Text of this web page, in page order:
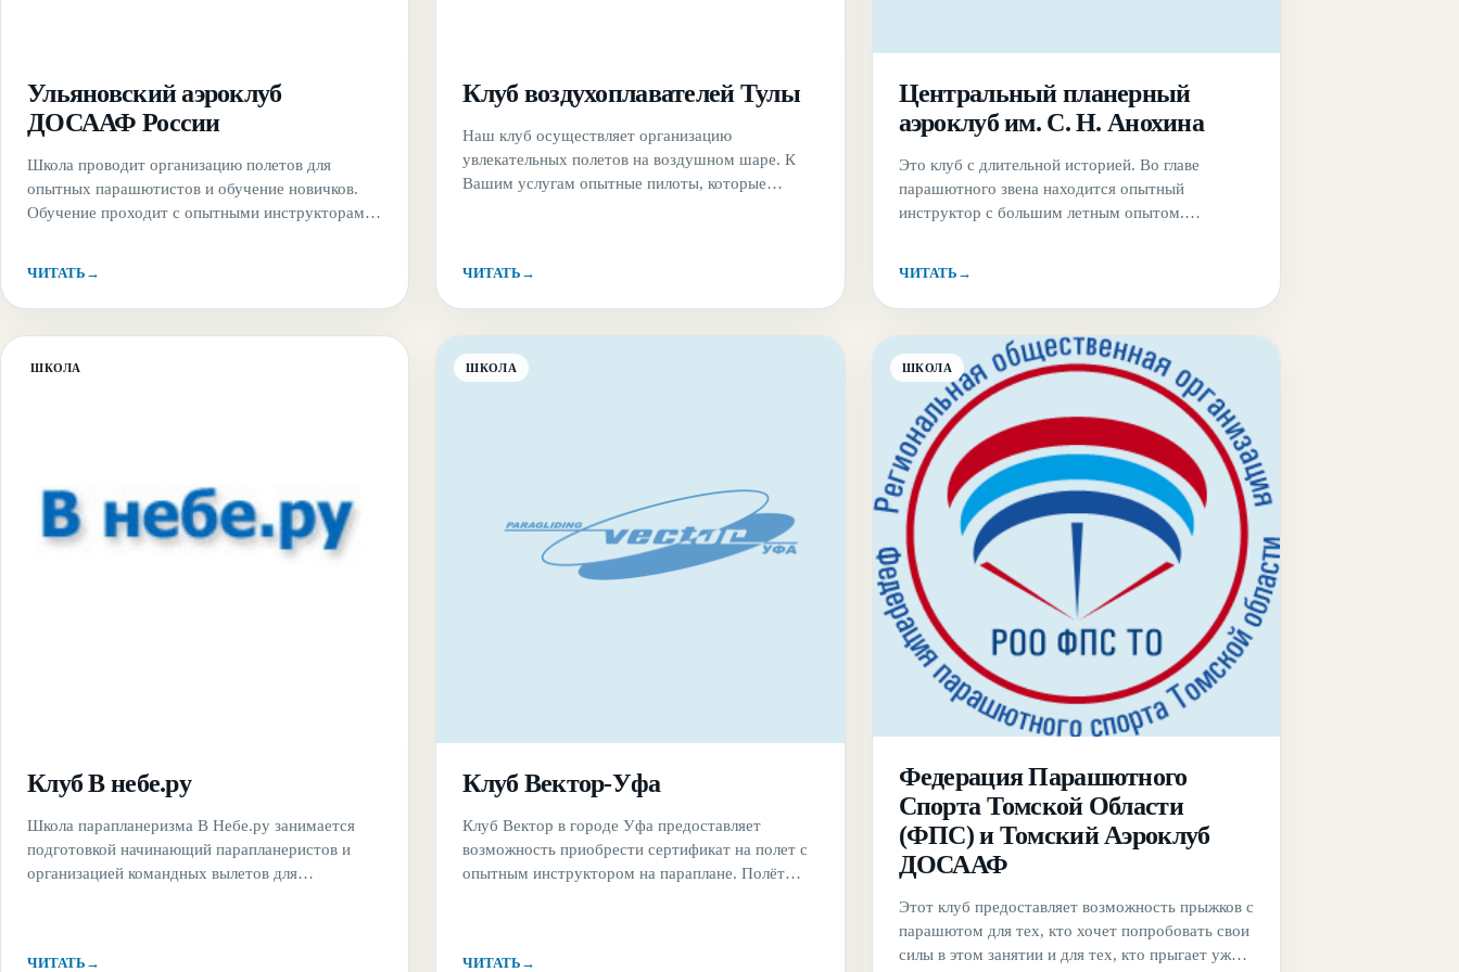
Ульяновский аэроклуб
ДОСААФ России
Школа проводит организацию полетов для
опытных парашютистов и обучение новичков.
Обучение проходит с опытными инструкторами
&#8220;Белый ключ&#8221; расположена
недалеко от живописного берега реки Волги. До
ЧИТАТЬ →
Клуб воздухоплавателей Тулы
Наш клуб осуществляет организацию
увлекательных полетов на воздушном шаре. К
Вашим услугам опытные пилоты, которые
на большой высоте (на высоте птичьего полета).
ЧИТАТЬ →
Центральный планерный
аэроклуб им. С. Н. Анохина
Это клуб с длительной историей. Во главе
парашютного звена находится опытный
инструктор с большим летным опытом.
прыжков предоставляется вся необходимая
экипировка.
ЧИТАТЬ →
ШКОЛА
Клуб В небе.ру
Школа парапланеризма В Небе.ру занимается
подготовкой начинающий парапланеристов и
организацией командных вылетов для
ЧИТАТЬ →
ШКОЛА
Клуб Вектор-Уфа
Клуб Вектор в городе Уфа предоставляет
возможность приобрести сертификат на полет с
опытным инструктором на параплане. Полёт
ЧИТАТЬ →
ШКОЛА
Федерация Парашютного
Спорта Томской Области
(ФПС) и Томский Аэроклуб
ДОСААФ
Этот клуб предоставляет возможность прыжков с
парашютом для тех, кто хочет попробовать свои
силы в этом занятии и для тех, кто прыгает уже